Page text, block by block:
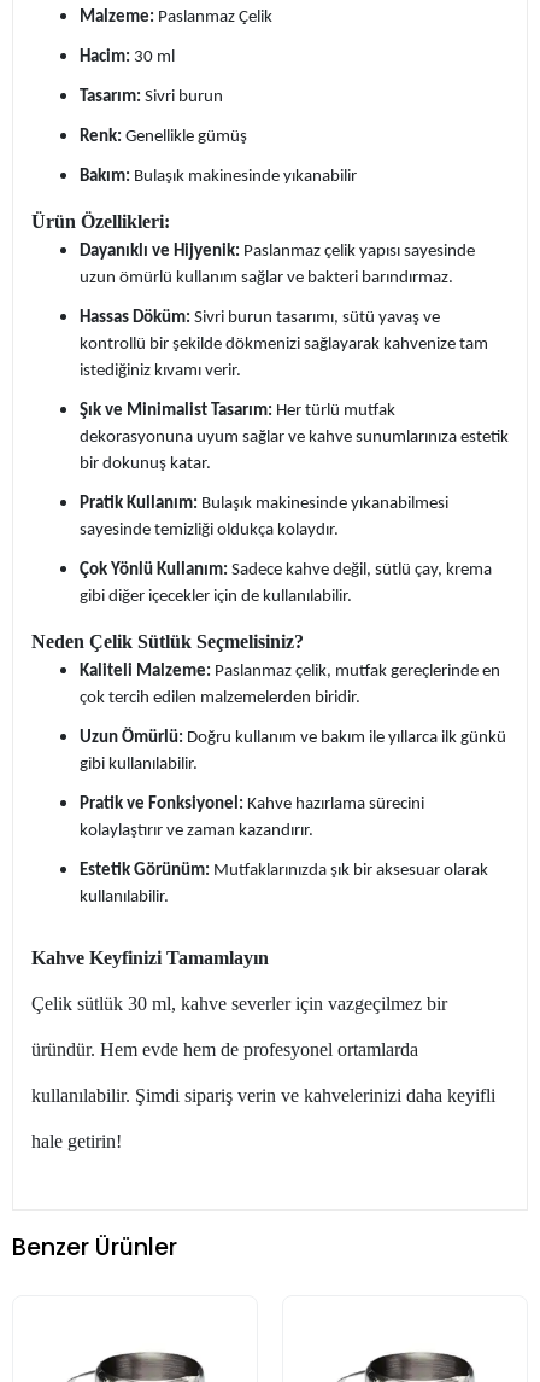
Malzeme: Paslanmaz Çelik
Hacim: 30 ml
Tasarım: Sivri burun
Renk: Genellikle gümüş
Bakım: Bulaşık makinesinde yıkanabilir
Ürün Özellikleri:
Dayanıklı ve Hijyenik: Paslanmaz çelik yapısı sayesinde
uzun ömürlü kullanım sağlar ve bakteri barındırmaz.
Hassas Döküm: Sivri burun tasarımı, sütü yavaş ve
kontrollü bir şekilde dökmenizi sağlayarak kahvenize tam
istediğiniz kıvamı verir.
Şık ve Minimalist Tasarım: Her türlü mutfak
dekorasyonuna uyum sağlar ve kahve sunumlarınıza estetik
bir dokunuş katar.
Pratik Kullanım: Bulaşık makinesinde yıkanabilmesi
sayesinde temizliği oldukça kolaydır.
Çok Yönlü Kullanım: Sadece kahve değil, sütlü çay, krema
gibi diğer içecekler için de kullanılabilir.
Neden Çelik Sütlük Seçmelisiniz?
Kaliteli Malzeme: Paslanmaz çelik, mutfak gereçlerinde en
çok tercih edilen malzemelerden biridir.
Uzun Ömürlü: Doğru kullanım ve bakım ile yıllarca ilk günkü
gibi kullanılabilir.
Pratik ve Fonksiyonel: Kahve hazırlama sürecini
kolaylaştırır ve zaman kazandırır.
Estetik Görünüm: Mutfaklarınızda şık bir aksesuar olarak
kullanılabilir.
Kahve Keyfinizi Tamamlayın
Çelik sütlük 30 ml, kahve severler için vazgeçilmez bir
üründür. Hem evde hem de profesyonel ortamlarda
kullanılabilir. Şimdi sipariş verin ve kahvelerinizi daha keyifli
hale getirin!
Benzer Ürünler